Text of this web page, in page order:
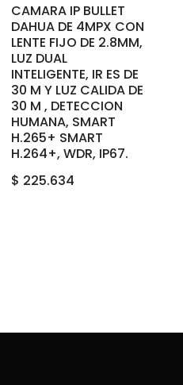
CAMARA IP BULLET
DAHUA DE 4MPX CON
LENTE FIJO DE 2.8MM,
LUZ DUAL
INTELIGENTE, IR ES DE
30 M Y LUZ CALIDA DE
30 M , DETECCION
HUMANA, SMART
H.265+ SMART
H.264+, WDR, IP67.
$ 225.634